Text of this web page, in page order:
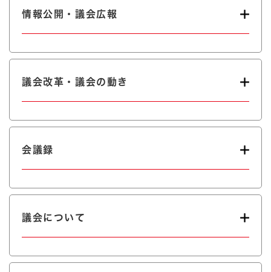
情報公開・議会広報
議会改革・議会の動き
会議録
議会について